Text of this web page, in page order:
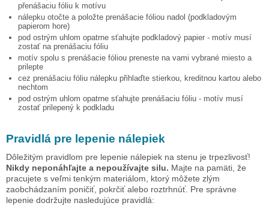
přenášaciu fóliu k motívu
nálepku otočte a položte prenášacie fóliou nadol (podkladovým
papierom hore)
pod ostrým uhlom opatrne sťahujte podkladový papier - motív musí
zostať na prenášaciu fóliu
motív spolu s prenášacie fóliou preneste na vami vybrané miesto a
prilepte
cez prenášaciu fóliu nálepku přihlaďte stierkou, kreditnou kartou alebo
nechtom
pod ostrým uhlom opatrne sťahujte prenášaciu fóliu - motív musí
zostať prilepený k podkladu
Pravidlá pre lepenie nálepiek
Dôležitým pravidlom pre lepenie nálepiek na stenu je trpezlivosť!
Nikdy neponáhľajte a nepoužívajte silu. Majte na pamäti, že
pracujete s veľmi tenkým materiálom, ktorý môžete zlým
zaobchádzaním poničiť, pokrčiť alebo roztrhnúť. Pre správne
lepenie dodržujte nasledujúce pravidlá: